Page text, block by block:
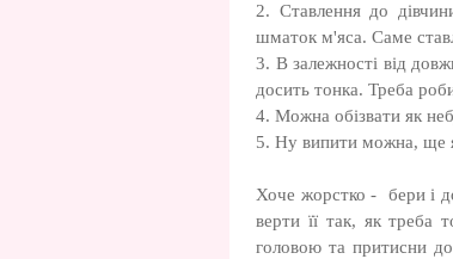
2. Ставлення до
шматок м'яса. Саме
3. В залежності від
досить тонка. Треба
4. Можна обізвати як
5. Ну випити можна, ще
Хоче жорстко - бери і
верти її так, як треба
головою та притисни